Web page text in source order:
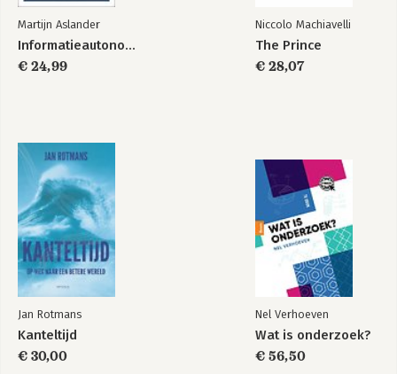
Martijn Aslander
Informatieautonomie
€ 24,99
Niccolo Machiavelli
The Prince
€ 28,07
Jan Rotmans
Kanteltijd
€ 30,00
Nel Verhoeven
Wat is onderzoek?
€ 56,50